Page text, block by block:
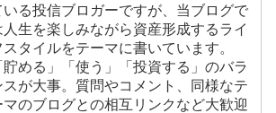
いる投信ブロガーですが、当ブログで
人生を楽しみながら資産形成するライ
スタイルをテーマに書いています。
貯める」「使う」「投資する」のバラ
スが大事。質問やコメント、同様なテ
マのブログとの相互リンクなど大歓迎